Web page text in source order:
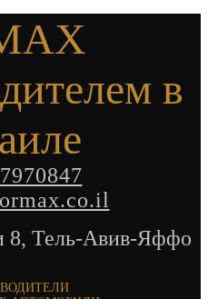
в
8, Тель-Авив-Яффо